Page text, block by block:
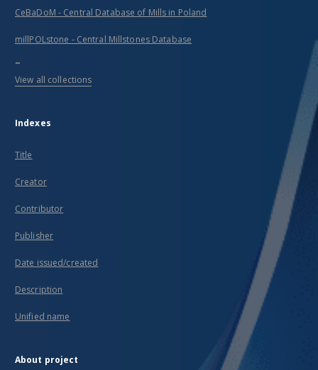
CeBaDoM - Central Database of Mills in Poland
millPOLstone - Central Millstones Database
...
View all collections
Indexes
Title
Creator
Contributor
Publisher
Date issued/created
Description
Unified name
About project